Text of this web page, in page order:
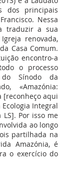
dos principais
Nessa
traduzir a sua
renovada,
Casa Comum.
encontro-a
o processo
do Sínodo da
«Amazónia:
[reconheço aqui
Ecologia Integral
Por isso me
ao longo
partilhada na
Amazónia, é
o exercício do